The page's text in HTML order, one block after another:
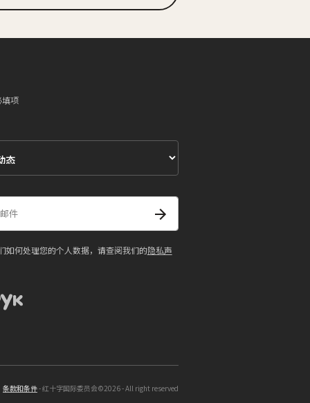
项
如何处理您的个人数据，请查阅我们的隐私声
条款和条件- 红十字国际委员会©2026 - All right reserved